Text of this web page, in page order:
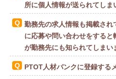
所に個人情報が送られてしま
勤務先の求人情報も掲載さ
に応募や問い合わせをすると
が勤務先にも知られてしまい
PTOT人材バンクに登録する